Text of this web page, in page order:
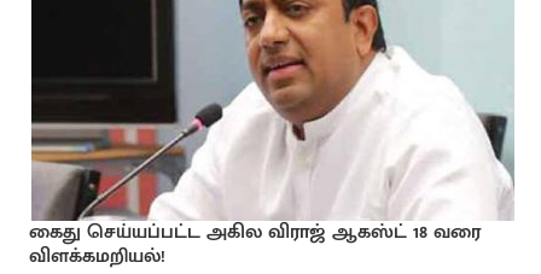
கைது செய்யப்பட்ட அகில விராஜ் ஆகஸ்ட் 18 வரை
விளக்கமறியல்!